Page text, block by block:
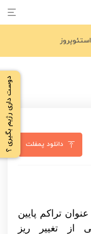
دوست داری رژیم بگیری ؟
استئوپروز
دانلود پمفلت
عنوان تراکم پایین
از تغییر ریز